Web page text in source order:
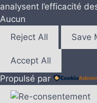
analysent l’efficacité
Aucun
Reject All
Save
Accept All
Propulsé par